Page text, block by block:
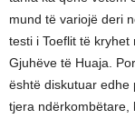
mund të variojë deri
testi i Toeflit të
Gjuhëve të Huaja.
është diskutuar edhe
tjera ndërkombëtare,